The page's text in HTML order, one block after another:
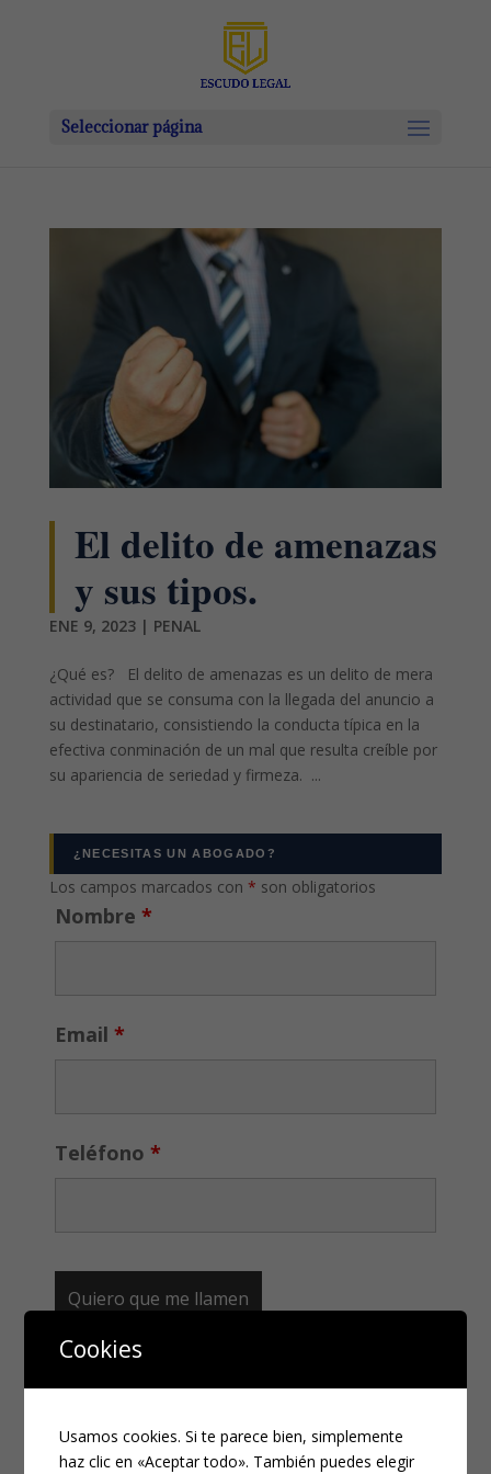
Seleccionar página
El delito de amenazas
y sus tipos.
ENE 9, 2023| PENAL
¿Qué es? El delito de amenazas es un delito de mera
actividad que se consuma con la llegada del anuncio a
su destinatario, consistiendo la conducta típica en la
efectiva conminación de un mal que resulta creíble por
su apariencia de seriedad y firmeza. ...
¿NECESITAS UN ABOGADO?
Los campos marcados con * son obligatorios
Nombre *
Email *
Teléfono *
Compliance
Cookies
Usamos cookies. Si te parece bien, simplemente
haz clic en «Aceptar todo». También puedes elegir